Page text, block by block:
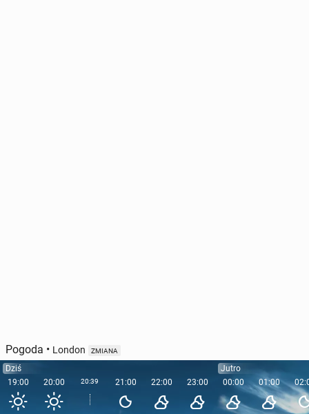
Pogoda • London ZMIANA
Dziś
19:00
20:00 20:39 21:00 22:00 23:00
Jutro
00:00
01:00